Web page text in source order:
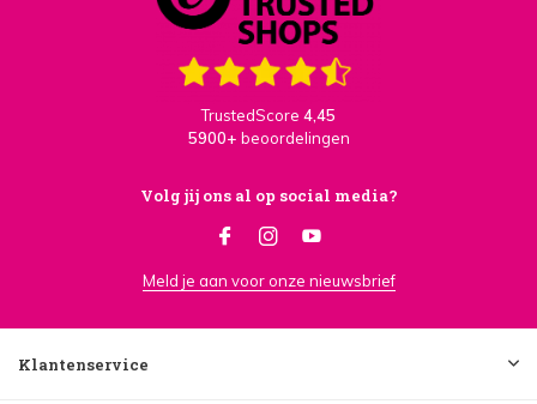
TrustedScore 4,45
5900+ beoordelingen
Volg jij ons al op social media?
Meld je aan voor onze nieuwsbrief
Klantenservice